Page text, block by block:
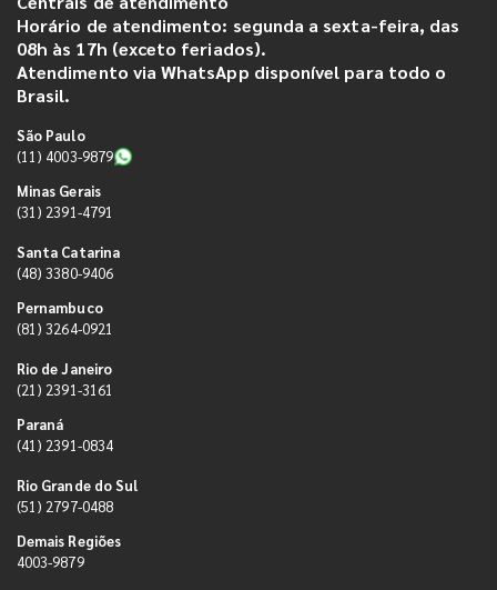
Horário de atendimento: segunda a sexta-feira, das
08h às 17h (exceto feriados).
Atendimento via WhatsApp disponível para todo o
Brasil.
São Paulo
(11) 4003-9879
Minas Gerais
(31) 2391-4791
Santa Catarina
(48) 3380-9406
Pernambuco
(81) 3264-0921
Rio de Janeiro
(21) 2391-3161
Paraná
(41) 2391-0834
Rio Grande do Sul
(51) 2797-0488
Demais Regiões
4003-9879